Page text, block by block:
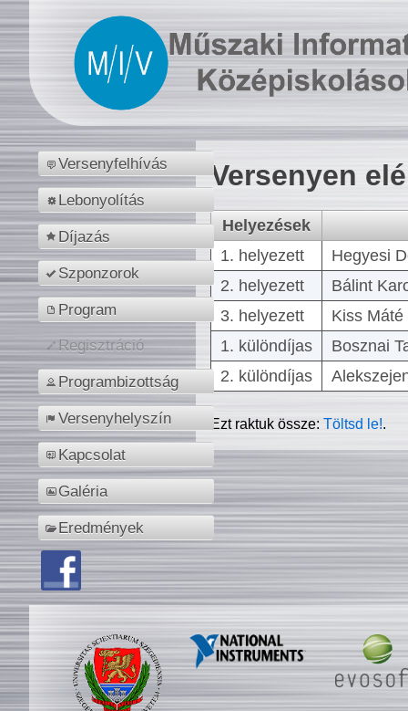
Versenyfelhívás
Lebonyolítás
Díjazás
Szponzorok
Program
Regisztráció
Programbizottság
Versenyhelyszín
Kapcsolat
Galéria
Eredmények
Versenyen
Helyezések
1. helyezett
Hegyesi
2. helyezett
Bálint
3. helyezett
Kiss
1. különdíjas
Bosznai
2. különdíjas
Ezt raktuk össze:Töltsd le!.